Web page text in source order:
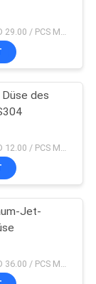
USD 1.00 - USD 29.00 / PCS MOQ:PC 1
des
Jet-